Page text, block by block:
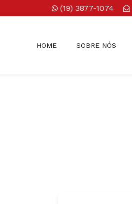
(19) 3877-1074
HOME SOBRE NÓS